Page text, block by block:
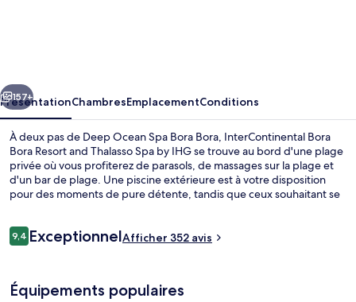
and
Thalasso
Spa
by
IHG
Suivant
157+
PrésentationChambresEmplacementConditions
À deux pas de Deep Ocean Spa Bora Bora, InterContinental Bora
Bora Resort and Thalasso Spa by IHG se trouve au bord d'une plage
privée où vous profiterez de parasols, de massages sur la plage et
d'un bar de plage. Une piscine extérieure est à votre disposition
pour des moments de pure détente, tandis que ceux souhaitant se
L'établissement The Reef, l'un des 3 restaurants, sert des spécialités
piscine et une salle de fitness ouverte 24 h/24. Les autres voyageurs
ne disent que du bien en ce qui concerne le personnel attentionné.
Avis
voyageurs
9,49,4 sur 10
ExceptionnelAfficher 352 avis
Équipements populaires